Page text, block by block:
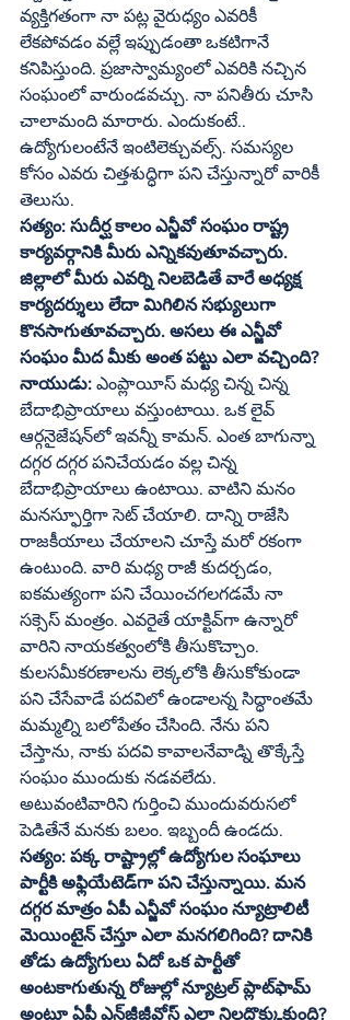
వ్యక్తిగతంగా నా పట్ల వైరుధ్యం ఎవరికీ
లేకపోవడం వల్లే ఇప్పుడంతా ఒకటిగానే
కనిపిస్తుంది. ప్రజాస్వామ్యంలో ఎవరికి నచ్చిన
సంఘంలో వారుండవచ్చు. నా పనితీరు చూసి
చాలామంది మారారు. ఎందుకంటే..
ఉద్యోగులంటేనే ఇంటిలెక్చువల్స్‌. సమస్యల
కోసం ఎవరు చిత్తశుద్ధిగా పని చేస్తున్నారో వారికీ
తెలుసు.
సత్యం: సుదీర్ఘ కాలం ఎన్జీవో సంఘం రాష్ట్ర
కార్యవర్గానికి మీరు ఎన్నికవుతూవచ్చారు.
జిల్లాలో మీరు ఎవర్ని నిలబెడితే వారే అధ్యక్ష
కార్యదర్శులు లేదా మిగిలిన సభ్యులుగా
కొనసాగుతూవచ్చారు. అసలు ఈ ఎన్జీవో
సంఘం మీద మీకు అంత పట్టు ఎలా వచ్చింది?
నాయుడు: ఎంప్లాయీస్‌ మధ్య చిన్న చిన్న
బేదాభిప్రాయాలు వస్తుంటాయి. ఒక లైవ్‌
ఆర్గనైజేషన్‌లో ఇవన్నీ కామన్‌. ఎంత బాగున్నా
దగ్గర దగ్గర పనిచేయడం వల్ల చిన్న
బేదాభిప్రాయాలు ఉంటాయి. వాటిని మనం
మనస్ఫూర్తిగా సెట్‌ చేయాలి. దాన్ని రాజేసి
రాజకీయాలు చేయాలని చూస్తే మరో రకంగా
ఉంటుంది. వారి మధ్య రాజీ కుదర్చడం,
ఐకమత్యంగా పని చేయించగలగడమే నా
సక్సెస్‌ మంత్రం. ఎవరైతే యాక్టివ్‌గా ఉన్నారో
వారిని నాయకత్వంలోకి తీసుకొచ్చాం.
కులసమీకరణాలను లెక్కలోకి తీసుకోకుండా
పని చేసేవాడే పదవిలో ఉండాలన్న సిద్ధాంతమే
మమ్మల్ని బలోపేతం చేసింది. నేను పని
చేస్తాను, నాకు పదవి కావాలనేవాడ్ని తొక్కేస్తే
సంఘం ముందుకు నడవలేదు.
అటువంటివారిని గుర్తించి ముందువరుసలో
పెడితేనే మనకు బలం. ఇబ్బందీ ఉండదు.
సత్యం: పక్క రాష్ట్రాల్లో ఉద్యోగుల సంఘాలు
పార్టీకి అఫ్లియేటెడ్‌గా పని చేస్తున్నాయి. మన
దగ్గర మాత్రం ఏపీ ఎన్జీవో సంఘం న్యూట్రాలిటీ
మెయింటైన్‌ చేస్తూ ఎలా మనగలిగింది? దానికి
తోడు ఉద్యోగులు ఏదో ఒక పార్టీతో
అంటకాగుతున్న రోజుల్లో న్యూట్రల్‌ ప్లాట్‌ఫామ్‌
అంటూ ఏపీ ఎన్‌జీజీవోస్‌ ఎలా నిలదొక్కుకుంది?